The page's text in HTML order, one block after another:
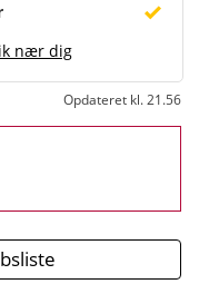
nær dig
Opdateret kl. 21.56